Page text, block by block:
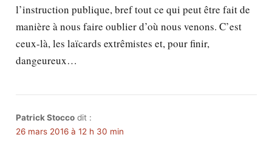
l’instruction publique, bref tout ce qui peut être fait de
manière à nous faire oublier d’où nous venons. C’est
ceux-là, les laïcards extrêmistes et, pour finir,
dangeureux…
Patrick Stocco dit :
26 mars 2016 à 12 h 30 min